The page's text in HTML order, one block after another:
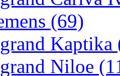
(69)
Kaptika
Niloe